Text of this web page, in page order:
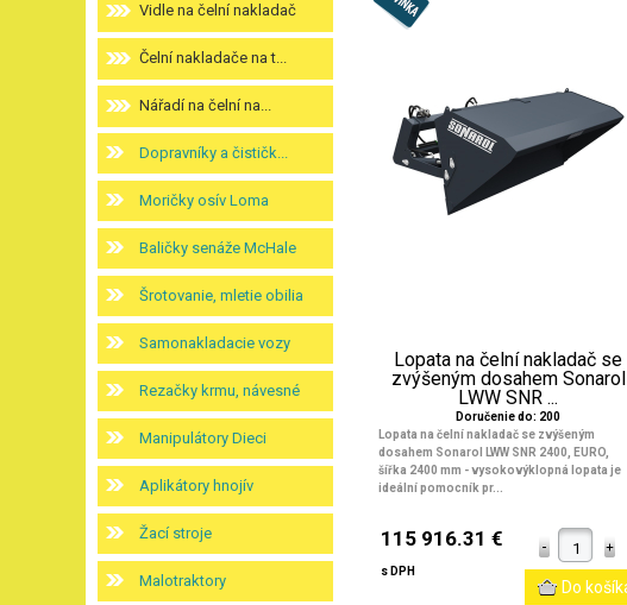
Vidle na čelní nakladač
Čelní nakladače na t...
Nářadí na čelní na...
Dopravníky a čističk...
Moričky osív Loma
Baličky senáže McHale
Šrotovanie, mletie obilia
Samonakladacie vozy
Rezačky krmu, návesné
Manipulátory Dieci
Aplikátory hnojív
Žací stroje
Malotraktory
Lopata na čelní nakladač se
zvýšeným dosahem Sonarol
LWW SNR ...
Doručenie do: 200
Lopata na čelní nakladač se zvýšeným
dosahem Sonarol LWW SNR 2400, EURO,
šířka 2400 mm - vysokovýklopná lopata je
ideální pomocník pr...
115 916.31 €
s DPH